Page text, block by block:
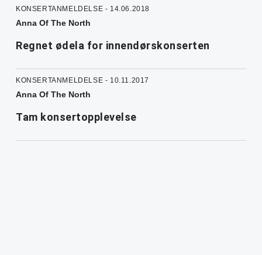
KONSERTANMELDELSE - 14.06.2018
Anna Of The North
Regnet ødela for innendørskonserten
KONSERTANMELDELSE - 10.11.2017
Anna Of The North
Tam konsertopplevelse